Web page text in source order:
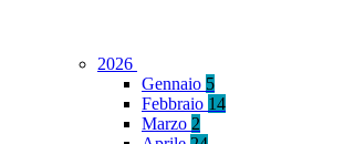
2026
Gennaio 5
Febbraio 14
Marzo 2